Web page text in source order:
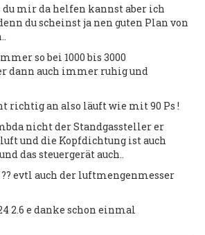
du mir da helfen kannst aber ich
du scheinst ja nen guten Plan von
so bei 1000 bis 3000
dann auch immer ruhig und
richtig an also läuft wie mit 90 Ps !
nicht der Standgassteller er
und die Kopfdichtung ist auch
das steuergerät auch..
evtl auch der luftmengenmesser
2.6 e danke schon einmal